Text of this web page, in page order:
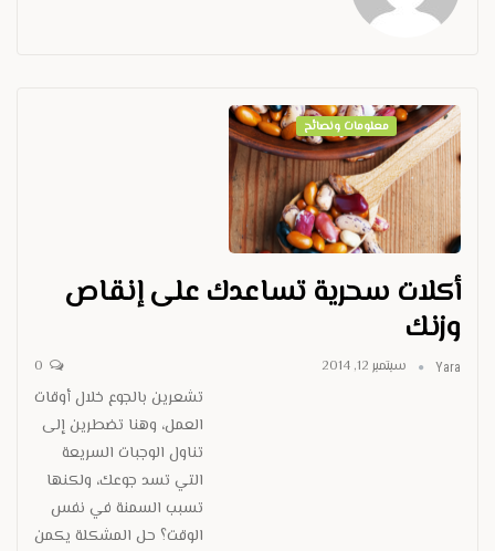
معلومات ونصائح
أكلات سحرية تساعدك على إنقاص
وزنك
Yara سبتمبر 12, 2014
تشعرين بالجوع خلال أوقات
العمل، وهنا تضطرين إلى
تناول الوجبات السريعة
التي تسد جوعك، ولكنها
تسبب السمنة في نفس
الوقت؟ حل المشكلة يكمن